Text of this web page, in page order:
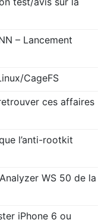
– Lancement
CageFS
ces affaires
l’anti-rootkit
WS 50 de la
iPhone 6 ou